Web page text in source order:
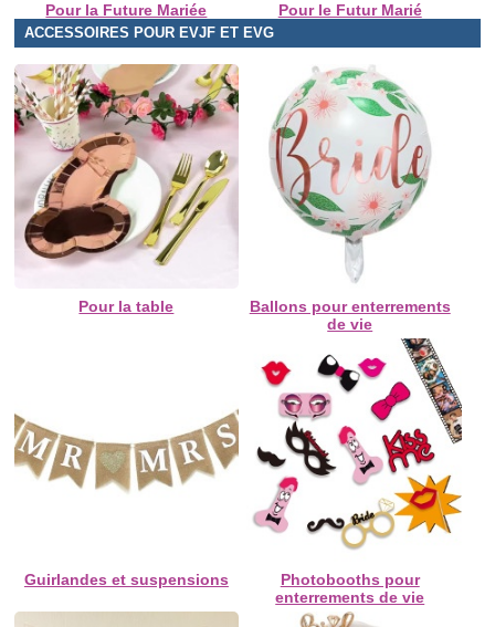
Pour la Future Mariée Pour le Futur Marié
ACCESSOIRES POUR EVJF ET EVG
Pour la table
Ballons pour enterrements
de vie
Guirlandes et suspensions
Photobooths pour
enterrements de vie